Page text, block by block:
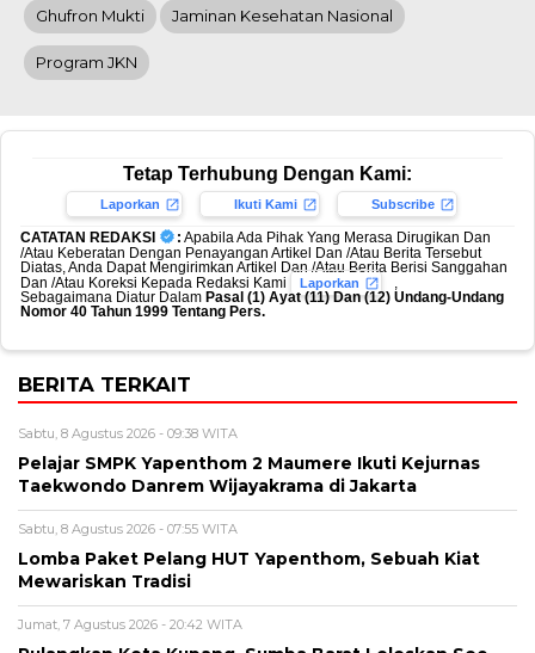
Ghufron Mukti Jaminan Kesehatan Nasional
Program JKN
Tetap Terhubung Dengan Kami:
Laporkan Ikuti Kami Subscribe
CATATAN REDAKSI : Apabila Ada Pihak Yang Merasa Dirugikan Dan
/Atau Keberatan Dengan Penayangan Artikel Dan /Atau Berita Tersebut
Diatas, Anda Dapat Mengirimkan Artikel Dan /Atau Berita Berisi Sanggahan
Dan /Atau Koreksi Kepada Redaksi Kami
Laporkan
,
Sebagaimana Diatur Dalam Pasal (1) Ayat (11) Dan (12) Undang-Undang
Nomor 40 Tahun 1999 Tentang Pers.
BERITA TERKAIT
Sabtu, 8 Agustus 2026 - 09:38 WITA
Pelajar SMPK Yapenthom 2 Maumere Ikuti Kejurnas
Taekwondo Danrem Wijayakrama di Jakarta
Sabtu, 8 Agustus 2026 - 07:55 WITA
Lomba Paket Pelang HUT Yapenthom, Sebuah Kiat
Mewariskan Tradisi
Jumat, 7 Agustus 2026 - 20:42 WITA